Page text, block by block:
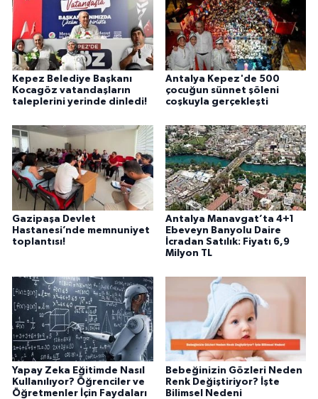
Kepez Belediye Başkanı
Kocagöz vatandaşların
taleplerini yerinde dinledi!
Antalya Kepez'de 500
çocuğun sünnet şöleni
coşkuyla gerçekleşti
Gazipaşa Devlet
Hastanesi’nde memnuniyet
toplantısı!
Antalya Manavgat’ta 4+1
Ebeveyn Banyolu Daire
İcradan Satılık: Fiyatı 6,9
Milyon TL
Yapay Zeka Eğitimde Nasıl
Kullanılıyor? Öğrenciler ve
Öğretmenler İçin Faydaları
Bebeğinizin Gözleri Neden
Renk Değiştiriyor? İşte
Bilimsel Nedeni